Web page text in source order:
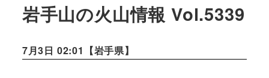
岩手山の火山情報 Vol.5339
7月3日 02:01【岩手県】